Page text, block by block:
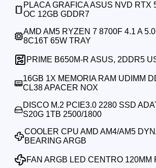
PLACA GRAFICA ASUS NVD RTX
OC 12GB GDDR7
AMD AM5 RYZEN 7 8700F 4.1 A
8C16T 65W TRAY
PRIME B650M-R ASUS, 2DDR5
16GB 1X MEMORIA RAM UDIMM
CL38 APACER NOX
DISCO M.2 PCIE3.0 2280 SSD
S20G 1TB 2500/1800
COOLER CPU AMD AM4/AM5
BEARING ARGB
FAN ARGB LED CENTRO 120MM